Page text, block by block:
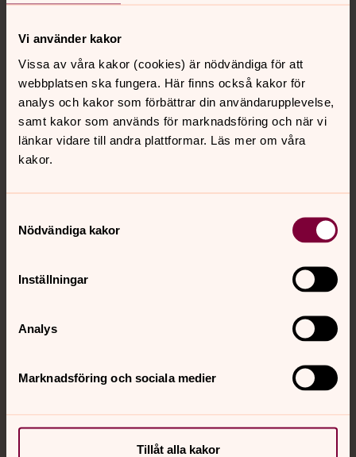
Vi använder kakor
Vissa av våra kakor (cookies) är nödvändiga för att
webbplatsen ska fungera. Här finns också kakor för
analys och kakor som förbättrar din användarupplevelse,
samt kakor som används för marknadsföring och när vi
länkar vidare till andra plattformar. Läs mer om våra
kakor.
Nödvändiga kakor
Inställningar
Analys
Marknadsföring och sociala medier
Tillåt alla kakor
Kontakt
Kalender
Sociala kanaler
med en präst på kvällar och nätter.